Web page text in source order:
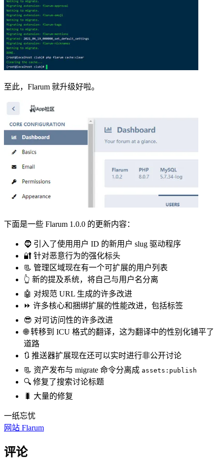
至此，Flarum 就升级好啦。
下面是一些 Flarum 1.0.0 的更新内容：
🧔 引入了使用用户 ID 的新用户 slug 驱动程序
🔐 针对恶意行为的强化标头
📃 管理区域现在有一个可扩展的用户列表
👆 新的提及系统，将自己与用户名分离
🤖 对规范 URL 生成的许多改进
⏩ 许多核心和捆绑扩展的性能改进，包括标签
😎 对可访问性的许多改进
🌐 转移到 ICU 格式的翻译，这为翻译中的性别化铺平了
道路
🔃 推送器扩展现在还可以实时进行非公开讨论
📃 资产发布与 migrate 命令分离成 assets:publish
🔍 修复了搜索讨论标题
🐛 大量的修复
一纸忘忧
网站 Flarum
评论